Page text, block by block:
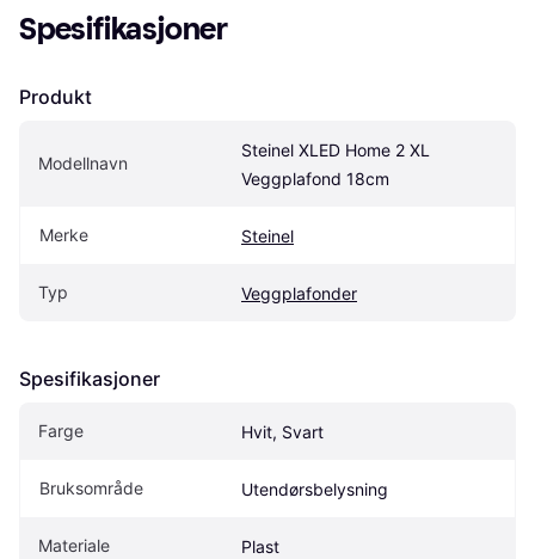
Spesifikasjoner
Produkt
Modellnavn
Steinel XLED Home 2 XL
Veggplafond 18cm
Merke Steinel
Typ Veggplafonder
Spesifikasjoner
Farge Hvit, Svart
Bruksområde Utendørsbelysning
Materiale Plast